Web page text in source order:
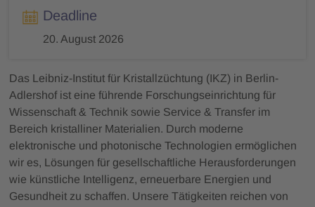
Deadline
20. August 2026
Das Leibniz-Institut für Kristallzüchtung (IKZ) in Berlin-
Adlershof ist eine führende Forschungseinrichtung für
Wissenschaft & Technik sowie Service & Transfer im
Bereich kristalliner Materialien. Durch moderne
elektronische und photonische Technologien ermöglichen
wir es, Lösungen für gesellschaftliche Herausforderungen
wie künstliche Intelligenz, erneuerbare Energien und
Gesundheit zu schaffen. Unsere Tätigkeiten reichen von